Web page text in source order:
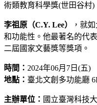
術類教育科學獎(世田谷村)
李祖原（C.Y. Lee）
，就
和功能性。他最著名的代
二屆國家文藝獎等獎項。
時間： 2024年06月7日(五)
地點： 臺北文創多功能廳
主辦單位： 國立臺灣科技